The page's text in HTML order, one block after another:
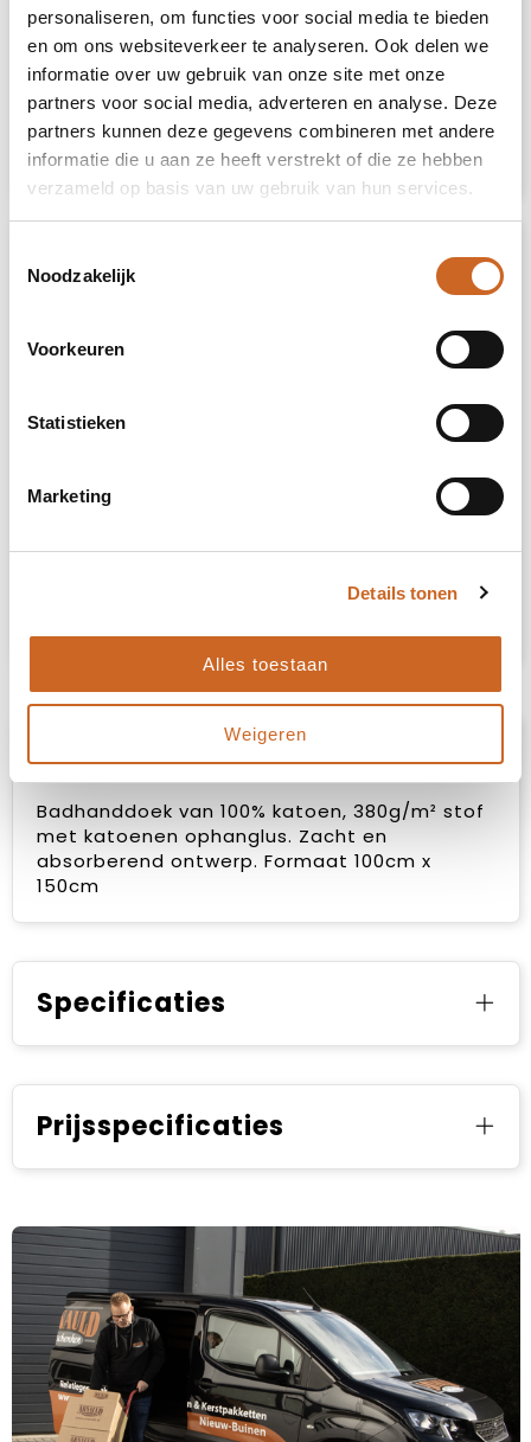
personaliseren, om functies voor social media te bieden
en om ons websiteverkeer te analyseren. Ook delen we
informatie over uw gebruik van onze site met onze
partners voor social media, adverteren en analyse. Deze
partners kunnen deze gegevens combineren met andere
informatie die u aan ze heeft verstrekt of die ze hebben
verzameld op basis van uw gebruik van hun services.
Noodzakelijk
Voorkeuren
Statistieken
Marketing
Details tonen
Alles toestaan
Weigeren
Toevoegen aan winkelwagen
Vrijblijvende offerte
Sample aanvragen
Heb je niet kunnen vinden wat je
zoekt?
voor een advies
Omschrijving
Badhanddoek van 100% katoen, 380g/m² stof
met katoenen ophanglus. Zacht en
absorberend ontwerp. Formaat 100cm x
150cm
Specificaties
Prijsspecificaties